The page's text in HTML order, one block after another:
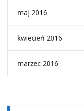
maj 2016
kwiecień 2016
marzec 2016